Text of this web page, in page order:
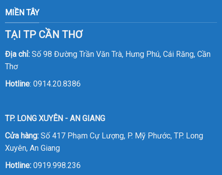
MIỀN TÂY
TẠI TP CẦN THƠ
Địa chỉ:Số 98 Đường Trần Văn Trà, Hưng Phú, Cái Răng, Cần
Thơ
Hotline: 0914.20.8386
TP. LONG XUYÊN - AN GIANG
Cửa hàng:Số 417 Phạm Cự Lượng, P. Mỹ Phước, TP. Long
Xuyên, An Giang
Hotline: 0919.998.236